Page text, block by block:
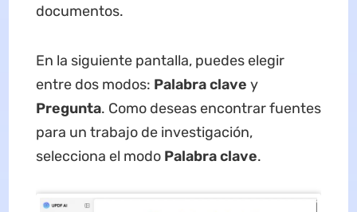
documentos.
En la siguiente pantalla, puedes elegir
entre dos modos: Palabra clave y
Pregunta. Como deseas encontrar fuentes
para un trabajo de investigación,
selecciona el modo Palabra clave.